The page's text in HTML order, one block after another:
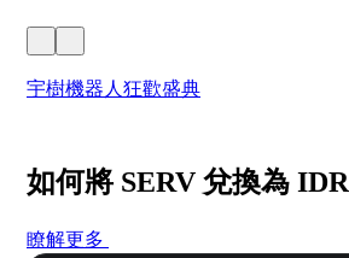
宇樹機器人狂歡盛典
如何將 SERV 兌換為 IDR
瞭解更多